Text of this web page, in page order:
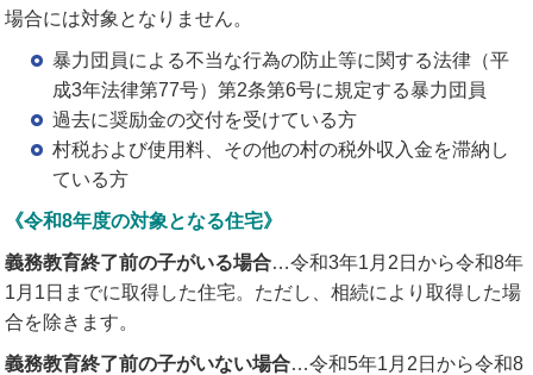
場合には対象となりません。
暴力団員による不当な行為の防止等に関する法律（平
成3年法律第77号）第2条第6号に規定する暴力団員
過去に奨励金の交付を受けている方
村税および使用料、その他の村の税外収入金を滞納し
ている方
《令和8年度の対象となる住宅》
義務教育終了前の子がいる場合…令和3年1月2日から令和8年
1月1日までに取得した住宅。ただし、相続により取得した場
合を除きます。
義務教育終了前の子がいない場合…令和5年1月2日から令和8